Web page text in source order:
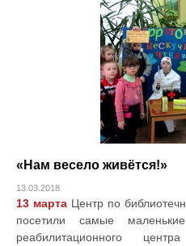
«Нам весело живётся!»
13.03.2018
13 марта Центр по
посетили самые
реабилитационного